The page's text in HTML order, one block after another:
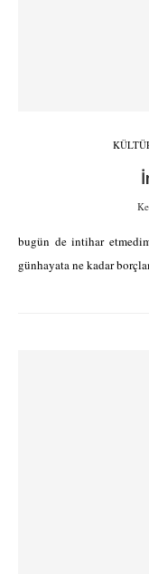
bugün de intihar
günhayata ne kadar